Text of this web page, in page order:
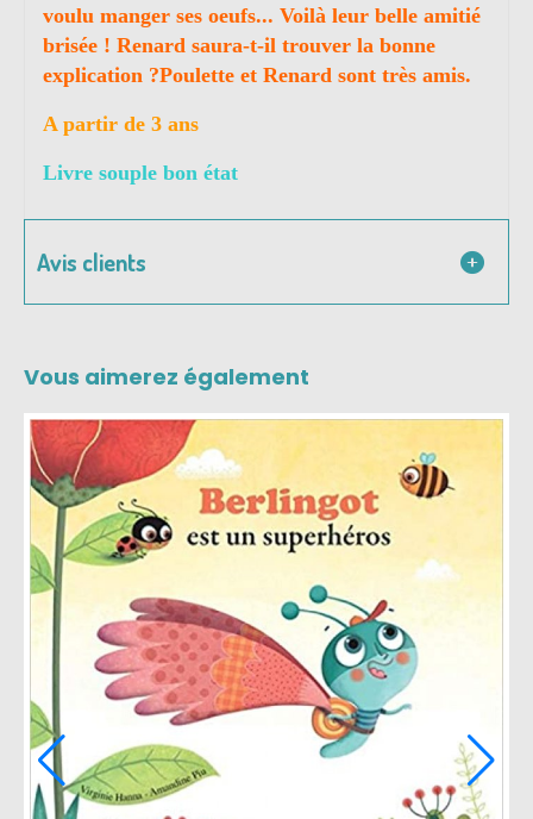
voulu manger ses oeufs... Voilà leur belle amitié
brisée ! Renard saura-t-il trouver la bonne
explication ?Poulette et Renard sont très amis.
A partir de 3 ans
Livre souple bon état
Avis clients
Vous aimerez également